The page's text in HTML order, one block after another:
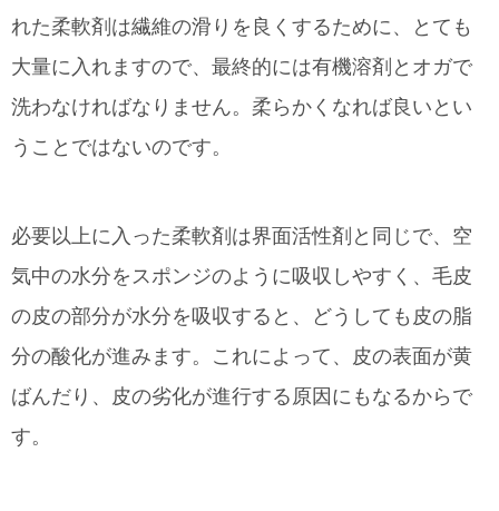
れた柔軟剤は繊維の滑りを良くするために、とても
大量に入れますので、最終的には有機溶剤とオガで
洗わなければなりません。柔らかくなれば良いとい
うことではないのです。
必要以上に入った柔軟剤は界面活性剤と同じで、空
気中の水分をスポンジのように吸収しやすく、毛皮
の皮の部分が水分を吸収すると、どうしても皮の脂
分の酸化が進みます。これによって、皮の表面が黄
ばんだり、皮の劣化が進行する原因にもなるからで
す。